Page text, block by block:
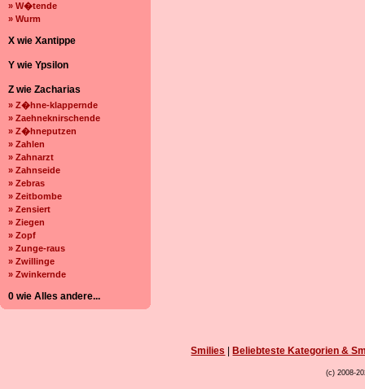
» W�tende
» Wurm
X wie Xantippe
Y wie Ypsilon
Z wie Zacharias
» Z�hne-klappernde
» Zaehneknirschende
» Z�hneputzen
» Zahlen
» Zahnarzt
» Zahnseide
» Zebras
» Zeitbombe
» Zensiert
» Ziegen
» Zopf
» Zunge-raus
» Zwillinge
» Zwinkernde
0 wie Alles andere...
Smilies Beliebteste Kategorien &
(c) 2008-